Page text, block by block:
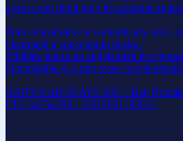
avem copii răniți grav în accidente
Știm că instruirea și comunicarea sunt
integrantă a conceptului nostru.
Milităm pentru un angajament de
îmbunătățite și o mai mare
BABY CAR SEATS SRL - Iasi,
CUI 34734389 - J2015001185221